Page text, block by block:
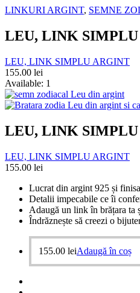
LINKURI ARGINT, SEMNE
LEU, LINK
LEU, LINK SIMPLU ARGINT
155.00 lei
Available: 1
LEU, LINK
LEU, LINK SIMPLU ARGINT
155.00 lei
Lucrat din argint 925 și
Detalii impecabile ce îi
Adaugă un link în brățara ta
Îndrăznește să creezi o
155.00 leiAdaugă în coș